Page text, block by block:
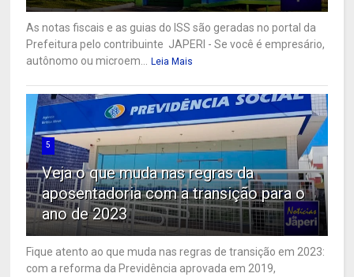
As notas fiscais e as guias do ISS são geradas no portal da
Prefeitura pelo contribuinte JAPERI - Se você é empresário,
autônomo ou microem...
Leia Mais
5
Veja o que muda nas regras da
aposentadoria com a transição para o
ano de 2023
Fique atento ao que muda nas regras de transição em 2023:
com a reforma da Previdência aprovada em 2019,